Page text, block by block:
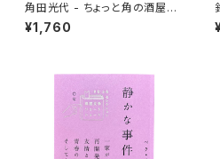
角田光代 - ちょっと角の酒屋ま
で
¥1,760